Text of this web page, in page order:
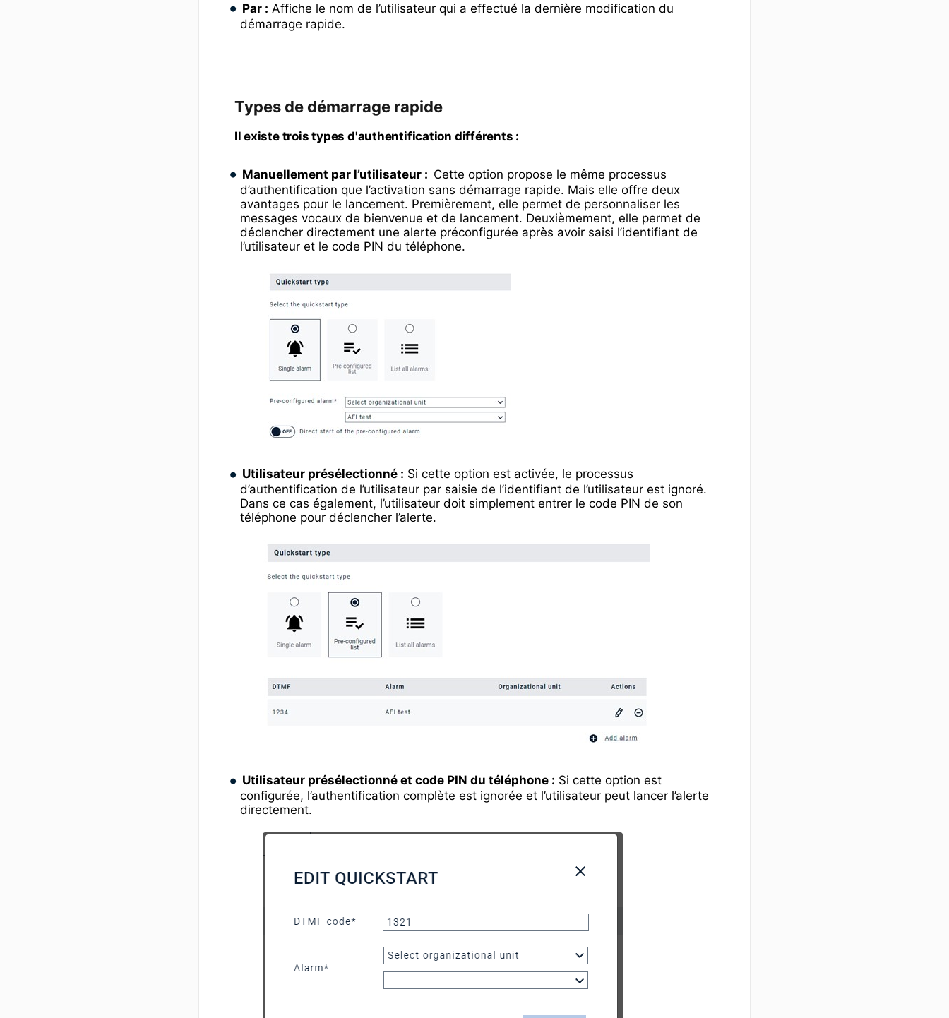
Par : Affiche le nom de l’utilisateur qui a effectué la dernière modification du
démarrage rapide.
Types de démarrage rapide
Il existe trois types d'authentification différents :
Manuellement par l’utilisateur : Cette option propose le même processus
d’authentification que l’activation sans démarrage rapide. Mais elle offre deux
avantages pour le lancement. Premièrement, elle permet de personnaliser les
messages vocaux de bienvenue et de lancement. Deuxièmement, elle permet de
déclencher directement une alerte préconfigurée après avoir saisi l’identifiant de
l’utilisateur et le code PIN du téléphone.
Utilisateur présélectionné : Si cette option est activée, le processus
d’authentification de l’utilisateur par saisie de l’identifiant de l’utilisateur est ignoré.
Dans ce cas également, l’utilisateur doit simplement entrer le code PIN de son
téléphone pour déclencher l’alerte.
Utilisateur présélectionné et code PIN du téléphone : Si cette option est
configurée, l’authentification complète est ignorée et l’utilisateur peut lancer l’alerte
directement.